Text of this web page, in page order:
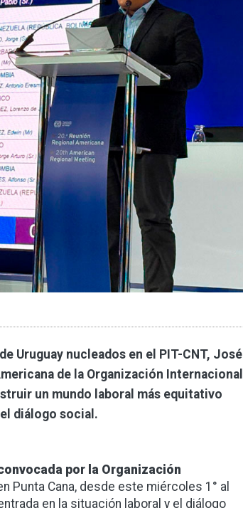
Uruguay nucleados en el PIT-CNT, José
de la Organización Internacional
un mundo laboral más equitativo
diálogo social.
por la Organización
Punta Cana, desde este miércoles 1° al
en la situación laboral y el diálogo